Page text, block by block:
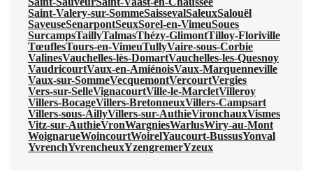
Saint-Valery-sur-SommeSaissevalSaleuxSalouël
SaveuseSenarpontSeuxSorel-en-VimeuSoues
SurcampsTaillyTalmasThézy-GlimontTilloy-Floriville
TœuflesTours-en-VimeuTullyVaire-sous-Corbie
ValinesVauchelles-lès-DomartVauchelles-les-Quesnoy
VaudricourtVaux-en-AmiénoisVaux-Marquenneville
Vaux-sur-SommeVecquemontVercourtVergies
Vers-sur-SelleVignacourtVille-le-MarcletVilleroy
Villers-BocageVillers-BretonneuxVillers-Campsart
Villers-sous-AillyVillers-sur-AuthieVironchauxVismes
Vitz-sur-AuthieVronWargniesWarlusWiry-au-Mont
WoignarueWoincourtWoirelYaucourt-BussusYonval
YvrenchYvrencheuxYzengremerYzeux